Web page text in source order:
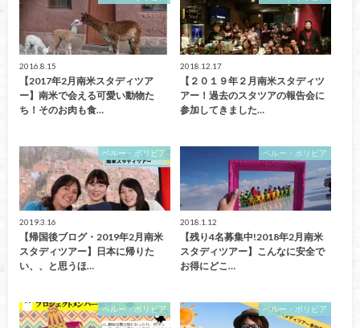
2016.8.15
【2017年2月南米スタディツア
ー】南米で会える可愛い動物た
ち！そのお肉も食…
2018.12.17
【２０１９年２月南米スタディツ
アー！過去のスタツアの報告会に
参加してきました…
ペルー・ボリビア
2019.3.16
【帰国後ブログ・2019年2月南米
スタディツアー】日本に帰りた
い、、と思うほ…
ペルー・ボリビア
2018.1.12
【残り4名募集中!2018年2月南米
スタディツアー】こんなに安全で
お得にどこ…
ペルー・ボリビア ペルー・ボリビア